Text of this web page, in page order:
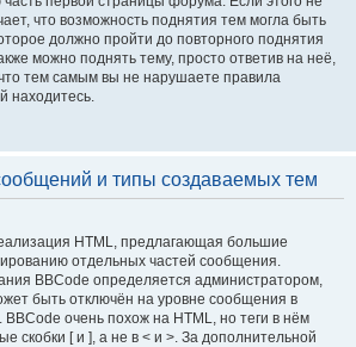
что возможность поднятия тем могла быть
должно пройти до повторного поднятия
можно поднять тему, просто ответив на неё,
тем самым вы не нарушаете правила
находитесь.
и типы создаваемых тем
HTML, предлагающая большие
отдельных частей сообщения.
BBCode определяется администратором,
быть отключён на уровне сообщения в
очень похож на HTML, но теги в нём
скобки [ и ], а не в < и >. За дополнительной